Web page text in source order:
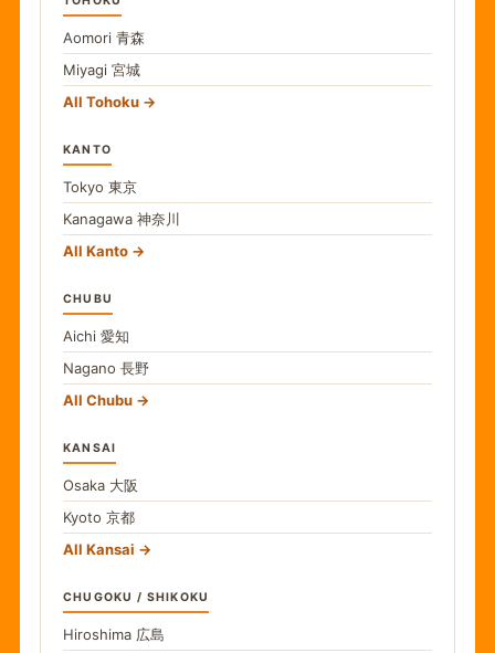
Aomori 青森
Miyagi 宮城
All Tohoku
KANTO
Tokyo 東京
Kanagawa 神奈川
All Kanto
CHUBU
Aichi 愛知
Nagano 長野
All Chubu
KANSAI
Osaka 大阪
Kyoto 京都
All Kansai
CHUGOKU / SHIKOKU
Hiroshima 広島